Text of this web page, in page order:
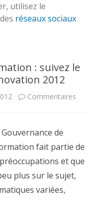
utilisez le
réseaux sociaux
: suivez le
2012
Commentaires
Gouvernance de
fait partie de
et que
plus sur le sujet,
variées,